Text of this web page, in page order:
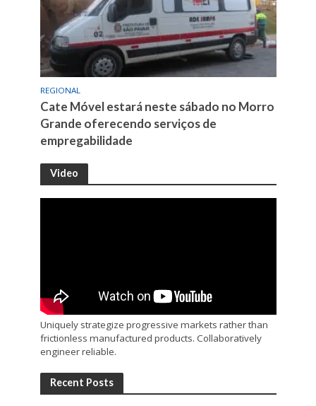
REGIONAL
Cate Móvel estará neste sábado no Morro
Grande oferecendo serviços de
empregabilidade
Video
Uniquely strategize progressive markets rather than
frictionless manufactured products. Collaboratively
engineer reliable.
Recent Posts